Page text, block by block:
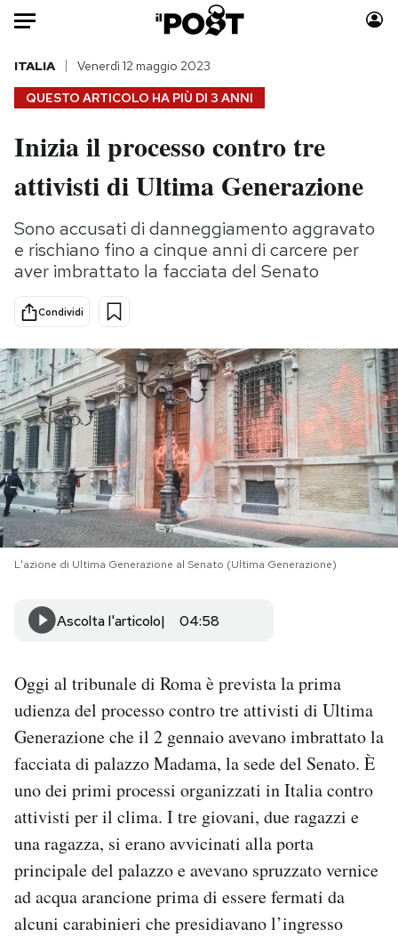
Auto
HOME
Italia
Politica
Tecnologia
Internet
Scienza
Cultura
Economia
Sport
Moda
Consumismi
Storie/Idee
Ok Boomer!
Media
Mondiali calcio 2026
PODCAST
NEWSLETTER
I MIEI PREFERITI
SHOP
AREA PERSONALE
Area Personale
Newsletter
Notifiche mobile
Hai bisogno di aiuto?
Esci
QUESTO ARTICOLO HA PIÙ DI 3 ANNI
ITALIA Venerdì 12 maggio 2023
Inizia il processo contro tre
attivisti di Ultima Generazione
Sono accusati di danneggiamento aggravato
e rischiano fino a cinque anni di carcere per
aver imbrattato la facciata del Senato
Condividi
L'azione di Ultima Generazione al Senato (Ultima Generazione)
Ascolta l'articolo 04:58
Oggi al tribunale di Roma è prevista la prima
udienza del processo contro tre attivisti di Ultima
Generazione che il 2 gennaio avevano imbrattato la
facciata di palazzo Madama, la sede del Senato. È
uno dei primi processi organizzati in Italia contro
attivisti per il clima. I tre giovani, due ragazzi e
una ragazza, si erano avvicinati alla porta
principale del palazzo e avevano spruzzato vernice
ad acqua arancione prima di essere fermati da
alcuni carabinieri che presidiavano l’ingresso